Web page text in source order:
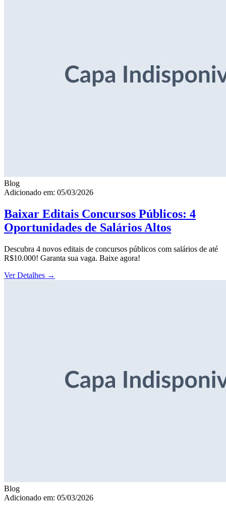
Blog
Adicionado em: 05/03/2026
Baixar Editais Concursos Públicos: 4
Oportunidades de Salários Altos
Descubra 4 novos editais de concursos públicos com salários de até
R$10.000! Garanta sua vaga. Baixe agora!
Ver Detalhes →
Blog
Adicionado em: 05/03/2026